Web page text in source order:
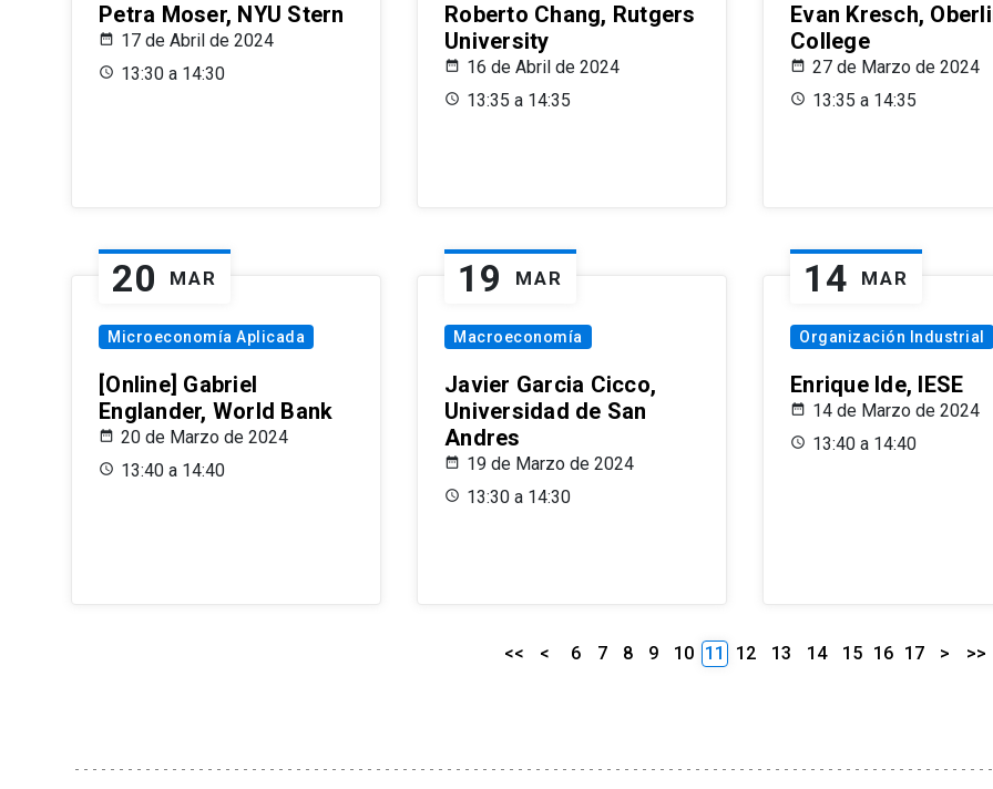
Petra Moser, NYU Stern
17 de Abril de 2024
13:30 a 14:30
Roberto Chang, Rutgers
University
16 de Abril de 2024
13:35 a 14:35
Evan Kresch,
College
27 de Marzo de 2024
13:35 a 14:35
20 MAR
Microeconomía Aplicada
[Online] Gabriel
Englander, World Bank
20 de Marzo de 2024
13:40 a 14:40
19 MAR
Macroeconomía
Javier Garcia Cicco,
Universidad de San
Andres
19 de Marzo de 2024
13:30 a 14:30
14 MAR
Organización Industrial
Enrique Ide, IESE
14 de Marzo de 2024
13:40 a 14:40
<< < 6 7 8 9 10 11 12 13 14 15 16 17 > >>